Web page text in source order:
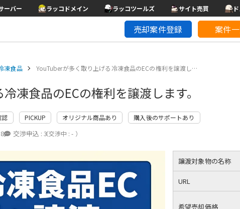
ーバー ラッコドメイン ラッコツールズ サイト売買
売却案件登録 案件
凍食品 YouTuberが多く取り上げる冷凍食品のECの権利を譲渡し…
凍食品のECの権利を譲渡します。
認 PICKUP オリジナル商品あり 購入後のサポートあり
8 交渉申込 :3
（交渉中 : - ）
譲渡対象物の名称
URL
希望売却価格